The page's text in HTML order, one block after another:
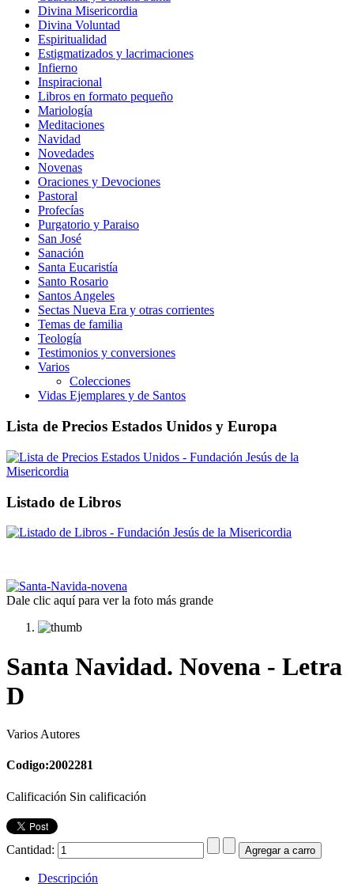
Divina Misericordia
Divina Voluntad
Espiritualidad
Estigmatizados y lacrimaciones
Infierno
Inspiracional
Libros en formato pequeño
Mariología
Meditaciones
Navidad
Novedades
Novenas
Oraciones y Devociones
Pastoral
Profecías
Purgatorio y Paraiso
San José
Sanación
Santa Eucaristía
Santo Rosario
Santos Angeles
Sectas Nueva Era y otras corrientes
Temas de familia
Teología
Testimonios y conversiones
Varios
Colecciones
Vidas Ejemplares y de Santos
Lista de Precios Estados Unidos y Europa
Listado de Libros
Dale clic aquí para ver la foto más grande
Santa Navidad. Novena - Letra
D
Varios Autores
Codigo:2002281
Calificación Sin calificación
Cantidad:
Descripción